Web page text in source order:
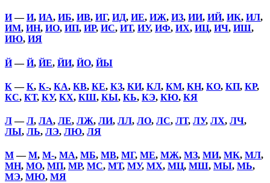
И—И, ИА, ИБ, ИВ, ИГ, ИД, ИЕ, ИЖ, ИЗ, ИИ, ИЙ, ИК, ИЛ,
ИМ, ИН, ИО, ИП, ИР, ИС, ИТ, ИУ, ИФ, ИХ, ИЦ, ИЧ, ИШ,
ИЮ, ИЯ
Й—Й, ЙЕ, ЙИ, ЙО, ЙЫ
К—К, К-, КА, КВ, КЕ, КЗ, КИ, КЛ, КМ, КН, КО, КП, КР,
КС, КТ, КУ, КХ, КШ, КЫ, КЬ, КЭ, КЮ, КЯ
Л—Л, ЛА, ЛЕ, ЛЖ, ЛИ, ЛЛ, ЛО, ЛС, ЛТ, ЛУ, ЛХ, ЛЧ,
ЛЫ, ЛЬ, ЛЭ, ЛЮ, ЛЯ
М—М, М-, МА, МБ, МВ, МГ, МЕ, МЖ, МЗ, МИ, МК, МЛ,
МН, МО, МП, МР, МС, МТ, МУ, МХ, МЦ, МШ, МЫ, МЬ,
МЭ, МЮ, МЯ